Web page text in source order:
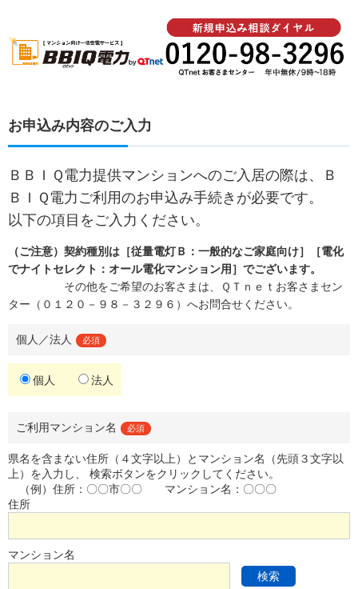
お申込み内容のご入力
ＢＢＩＱ電力提供マンションへのご入居の際は、Ｂ
ＢＩＱ電力ご利用のお申込み手続きが必要です。
以下の項目をご入力ください。
（ご注意）契約種別は［従量電灯Ｂ：一般的なご家庭向け］［電化
でナイトセレクト：オール電化マンション用］でございます。
その他をご希望のお客さまは、ＱＴｎｅｔお客さまセン
ター（０１２０－９８－３２９６）へお問合せください。
個人／法人 必須
個人 法人
ご利用マンション名 必須
県名を含まない住所（４文字以上）とマンション名（先頭３文字以
上）を入力し、
検索ボタンをクリックしてください。
（例）住所：〇〇市〇〇 マンション名：〇〇〇
住所
マンション名
検索